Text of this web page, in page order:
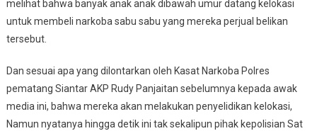
melihat bahwa banyak anak anak dibawah umur datang kelokasi
untuk membeli narkoba sabu sabu yang mereka perjual belikan
tersebut.
Dan sesuai apa yang dilontarkan oleh Kasat Narkoba Polres
pematang Siantar AKP Rudy Panjaitan sebelumnya kepada awak
media ini, bahwa mereka akan melakukan penyelidikan kelokasi,
Namun nyatanya hingga detik ini tak sekalipun pihak kepolisian Sat